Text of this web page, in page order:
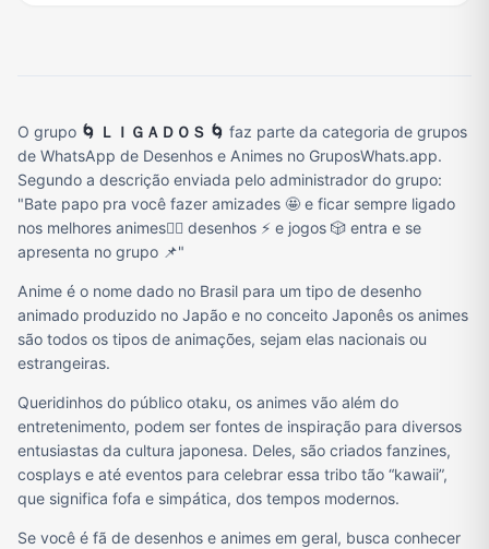
O grupo 🌀 ＬＩＧＡＤＯＳ 🌀 faz parte da categoria de grupos
de WhatsApp de Desenhos e Animes no GruposWhats.app.
Segundo a descrição enviada pelo administrador do grupo:
"Bate papo pra você fazer amizades 🤩 e ficar sempre ligado
nos melhores animes🙂‍↕ desenhos ⚡ e jogos 🎲 entra e se
apresenta no grupo 📌"
Anime é o nome dado no Brasil para um tipo de desenho
animado produzido no Japão e no conceito Japonês os animes
são todos os tipos de animações, sejam elas nacionais ou
estrangeiras.
Queridinhos do público otaku, os animes vão além do
entretenimento, podem ser fontes de inspiração para diversos
entusiastas da cultura japonesa. Deles, são criados fanzines,
cosplays e até eventos para celebrar essa tribo tão “kawaii”,
que significa fofa e simpática, dos tempos modernos.
Se você é fã de desenhos e animes em geral, busca conhecer